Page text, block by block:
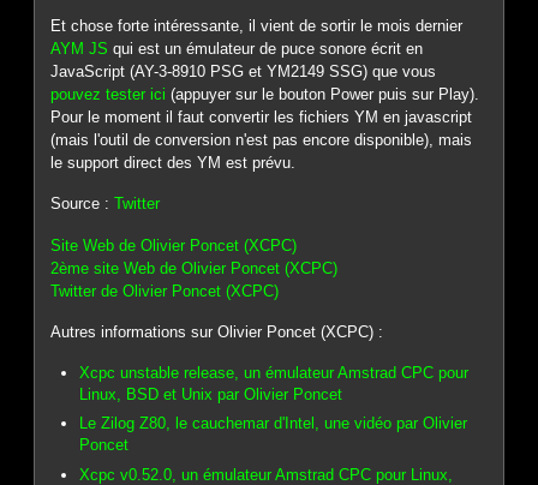
Et chose forte intéressante, il vient de sortir le mois dernier
AYM JS qui est un émulateur de puce sonore écrit en
JavaScript (AY-3-8910 PSG et YM2149 SSG) que vous
pouvez tester ici (appuyer sur le bouton Power puis sur Play).
Pour le moment il faut convertir les fichiers YM en javascript
(mais l'outil de conversion n'est pas encore disponible), mais
le support direct des YM est prévu.
Source :Twitter
Site Web de Olivier Poncet (XCPC)
2ème site Web de Olivier Poncet (XCPC)
Twitter de Olivier Poncet (XCPC)
Autres informations sur Olivier Poncet (XCPC) :
Xcpc unstable release, un émulateur Amstrad CPC pour
Linux, BSD et Unix par Olivier Poncet
Le Zilog Z80, le cauchemar d'Intel, une vidéo par Olivier
Poncet
Xcpc v0.52.0, un émulateur Amstrad CPC pour Linux,